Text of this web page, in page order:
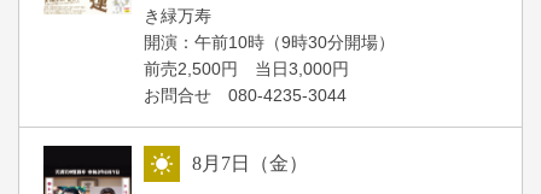
き緑万寿
開演：午前10時（9時30分開場）
前売2,500円 当日3,000円
お問合せ 080-4235-3044
8月 7日（金）